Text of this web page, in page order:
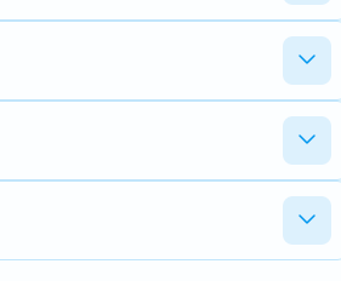
cel of een BMS dat niet meer goed
beschikbaarheid van de juiste cellen
want je behoudt je eigen